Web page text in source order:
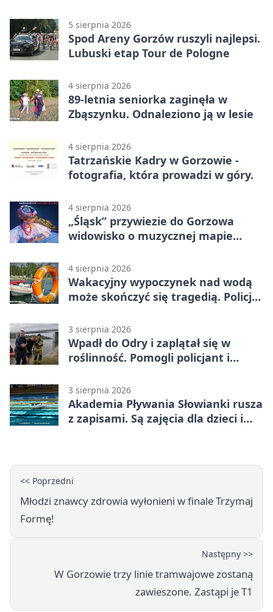
5 sierpnia 2026
Spod Areny Gorzów ruszyli najlepsi.
Lubuski etap Tour de Pologne
4 sierpnia 2026
89-letnia seniorka zaginęła w
Zbąszynku. Odnaleziono ją w lesie
4 sierpnia 2026
Tatrzańskie Kadry w Gorzowie -
fotografia, która prowadzi w góry.
4 sierpnia 2026
„Śląsk” przywiezie do Gorzowa
widowisko o muzycznej mapie
4 sierpnia 2026
Wakacyjny wypoczynek nad wodą
może skończyć się tragedią. Policja
3 sierpnia 2026
Wpadł do Odry i zaplątał się w
roślinność. Pomogli policjant i
3 sierpnia 2026
Akademia Pływania Słowianki rusza
z zapisami. Są zajęcia dla dzieci i
<< Poprzedni
Młodzi znawcy zdrowia wyłonieni w finale Trzymaj
Formę!
Następny >>
W Gorzowie trzy linie tramwajowe zostaną
zawieszone. Zastąpi je T1